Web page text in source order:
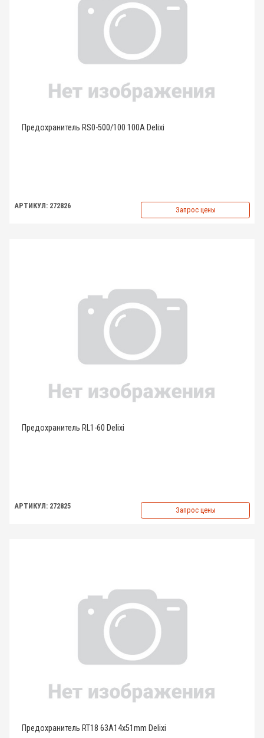
Предохранитель RS0-500/100 100A Delixi
АРТИКУЛ: 272826 Запрос цены
Предохранитель RL1-60 Delixi
АРТИКУЛ: 272825 Запрос цены
Предохранитель RT18 63A14x51mm Delixi